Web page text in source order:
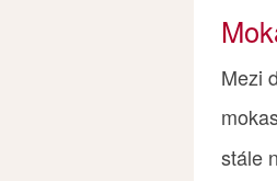
Mezi
stále